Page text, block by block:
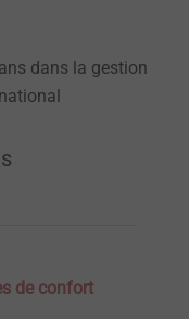
dans la gestion
de confort